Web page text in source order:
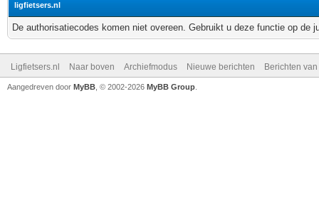
ligfietsers.nl
De authorisatiecodes komen niet overeen. Gebruikt u deze functie op de
Ligfietsers.nl Naar boven Archiefmodus Nieuwe berichten Berichten
Aangedreven door MyBB , © 2002-2026 MyBB Group